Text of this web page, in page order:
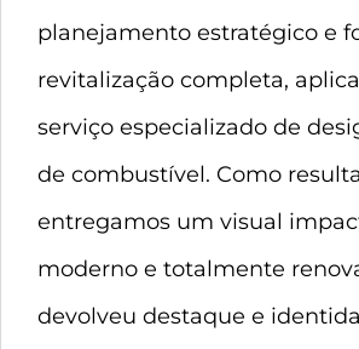
planejamento estratégico e
revitalização completa,
serviço especializado de
de combustível. Como
entregamos um visual
moderno e totalmente
devolveu destaque e